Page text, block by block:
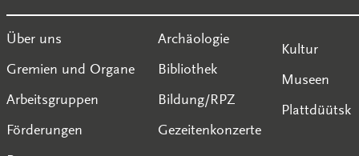
Über uns
Gremien und Organe
Arbeitsgruppen
Förderungen
Archäologie
Bibliothek
Bildung/RPZ
Gezeitenkonzerte
Kultur
Museen
Plattdüütsk